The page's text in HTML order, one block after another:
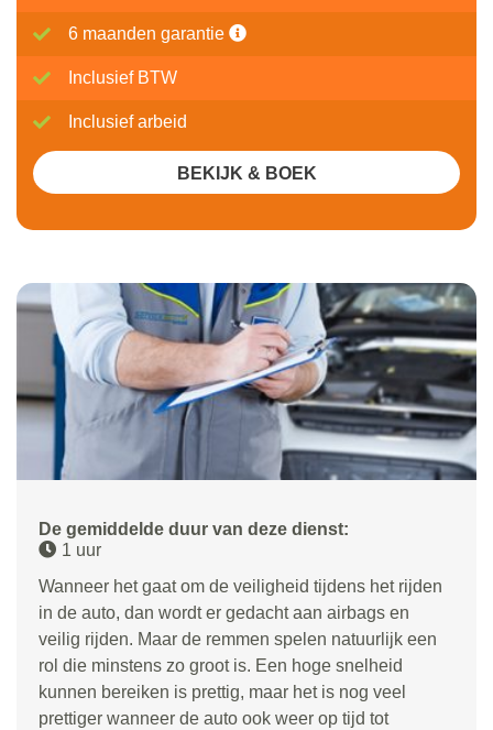
De gemiddelde duur van deze dienst:
1 uur
Wanneer het gaat om de veiligheid tijdens het rijden
in de auto, dan wordt er gedacht aan airbags en
veilig rijden. Maar de remmen spelen natuurlijk een
rol die minstens zo groot is. Een hoge snelheid
kunnen bereiken is prettig, maar het is nog veel
prettiger wanneer de auto ook weer op tijd tot
6 maanden garantie
Inclusief BTW
Inclusief arbeid
BEKIJK & BOEK